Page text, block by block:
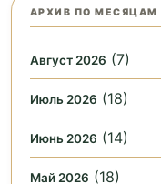
АРХИВ ПО МЕСЯЦАМ
Август 2026 (7)
Июль 2026 (18)
Июнь 2026 (14)
Май 2026 (18)